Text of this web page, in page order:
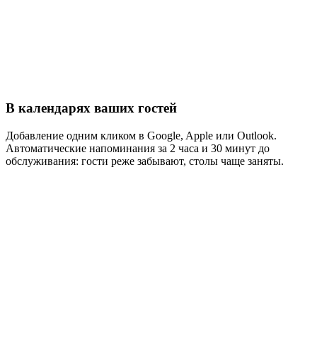
В календарях ваших гостей
Добавление одним кликом в Google, Apple или Outlook.
Автоматические напоминания за 2 часа и 30 минут до
обслуживания: гости реже забывают, столы чаще заняты.